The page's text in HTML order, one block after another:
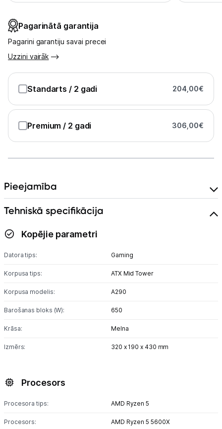
Kontakti
Informācija
Pagarinātā garantija
Pagarini garantiju savai precei
Uzzini vairāk
Standarts / 2 gadi 204,00€
Premium / 2 gadi 306,00€
Pieejamība
Tehniskā specifikācija
Kopējie parametri
Datora tips: Gaming
Korpusa tips: ATX Mid Tower
Korpusa modelis: A290
Barošanas bloks (W): 650
Krāsa: Melna
Izmērs: 320 x 190 x 430 mm
Procesors
Procesora tips: AMD Ryzen 5
Procesors: AMD Ryzen 5 5600X